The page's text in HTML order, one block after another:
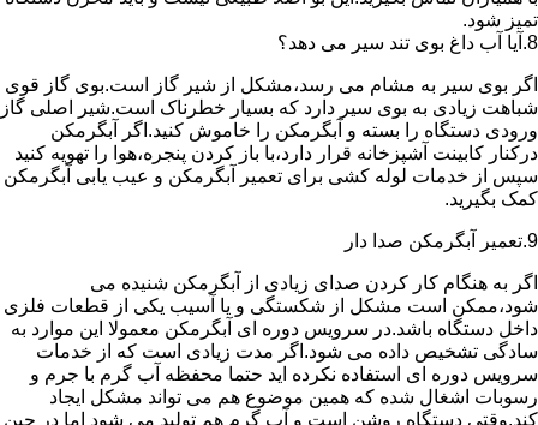
تمیز شود.
8.آیا آب داغ بوی تند سیر می دهد؟
اگر بوی سیر به مشام می رسد،مشکل از شیر گاز است.بوی گاز قوی
شباهت زیادی به بوی سیر دارد که بسیار خطرناک است.شیر اصلی گاز
ورودی دستگاه را بسته و آبگرمکن را خاموش کنید.اگر آبگرمکن
درکنار کابینت آشپزخانه قرار دارد،با باز کردن پنجره،هوا را تهویه کنید
سپس از خدمات لوله کشی برای تعمیر آبگرمکن و عیب یابی آبگرمکن
کمک بگیرید.
9.تعمیر آبگرمکن صدا دار
اگر به هنگام کار کردن صدای زیادی از آبگرمکن شنیده می
شود،ممکن است مشکل از شکستگی و یا آسیب یکی از قطعات فلزی
داخل دستگاه باشد.در سرویس دوره ای آبگرمکن معمولا این موارد به
سادگی تشخیص داده می شود.اگر مدت زیادی است که از خدمات
سرویس دوره ای استفاده نکرده اید حتما محفظه آب گرم با جرم و
رسوبات اشغال شده که همین موضوع هم می تواند مشکل ایجاد
کند.وقتی دستگاه روشن است و آب گرم هم تولید می شود اما در حین